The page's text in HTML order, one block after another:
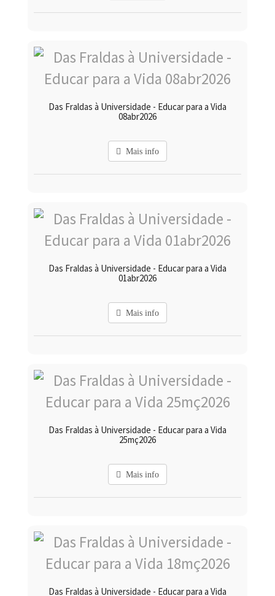
Das Fraldas à Universidade - Educar para a Vida
08abr2026
Mais info
Das Fraldas à Universidade - Educar para a Vida
01abr2026
Mais info
Das Fraldas à Universidade - Educar para a Vida
25mç2026
Mais info
Das Fraldas à Universidade - Educar para a Vida